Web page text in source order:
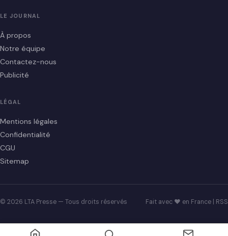
LE JOURNAL
À propos
Notre équipe
Contactez-nous
Publicité
LÉGAL
Mentions légales
Confidentialité
CGU
Sitemap
© 2026 LTA Presse — Tous droits réservés Fait avec ♥ en France | RSS